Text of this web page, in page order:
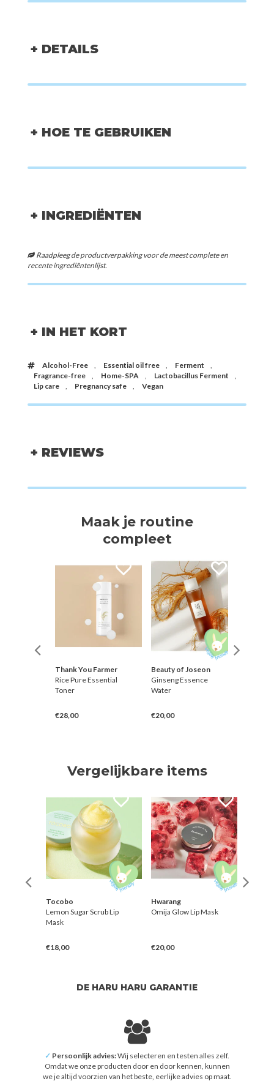
+ DETAILS
+ HOE TE GEBRUIKEN
+ INGREDIËNTEN
Raadpleeg de productverpakking voor de meest complete en
recente ingrediëntenlijst.
+ IN HET KORT
Alcohol-Free , Essential oil free , Ferment
,
Fragrance-free
, Home-SPA , Lactobacillus Ferment
,
Lip care
, Pregnancy safe , Vegan
+ REVIEWS
Maak je routine
compleet
Thank You Farmer
Rice Pure Essential
Toner
€28,00
Beauty of Joseon
Ginseng Essence
Water
€20,00
Vergelijkbare items
Tocobo
Lemon Sugar Scrub Lip
Mask
€18,00
Hwarang
Omija Glow Lip Mask
€20,00
DE HARU HARU GARANTIE
✓ Persoonlijk advies:Wij selecteren en testen alles zelf.
Omdat we onze producten door en door kennen, kunnen
we je altijd voorzien van het beste, eerlijke advies op maat.